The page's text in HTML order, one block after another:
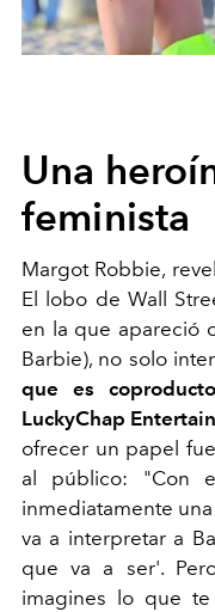
Una
feminista
Margot Robbie,
El lobo de Wall
en la que apareció
Barbie), no solo
que es
LuckyChap
ofrecer un papel
al público: "Con
inmediatamente
va a interpretar a
que va a ser'.
imagines lo que